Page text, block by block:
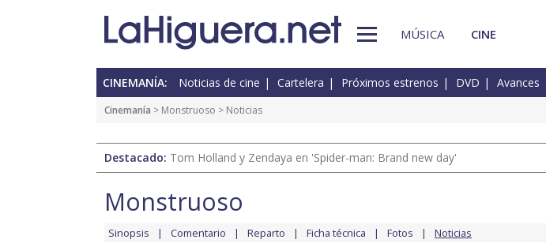
MÚSICA CINE
CINEMANÍA: Noticias de cine Cartelera Próximos estrenos DVD Avances
Cinemanía > Monstruoso > Noticias
Destacado: Tom Holland y Zendaya en 'Spider-man: Brand new day'
Monstruoso
Sinopsis Comentario Reparto Ficha técnica Fotos Noticias